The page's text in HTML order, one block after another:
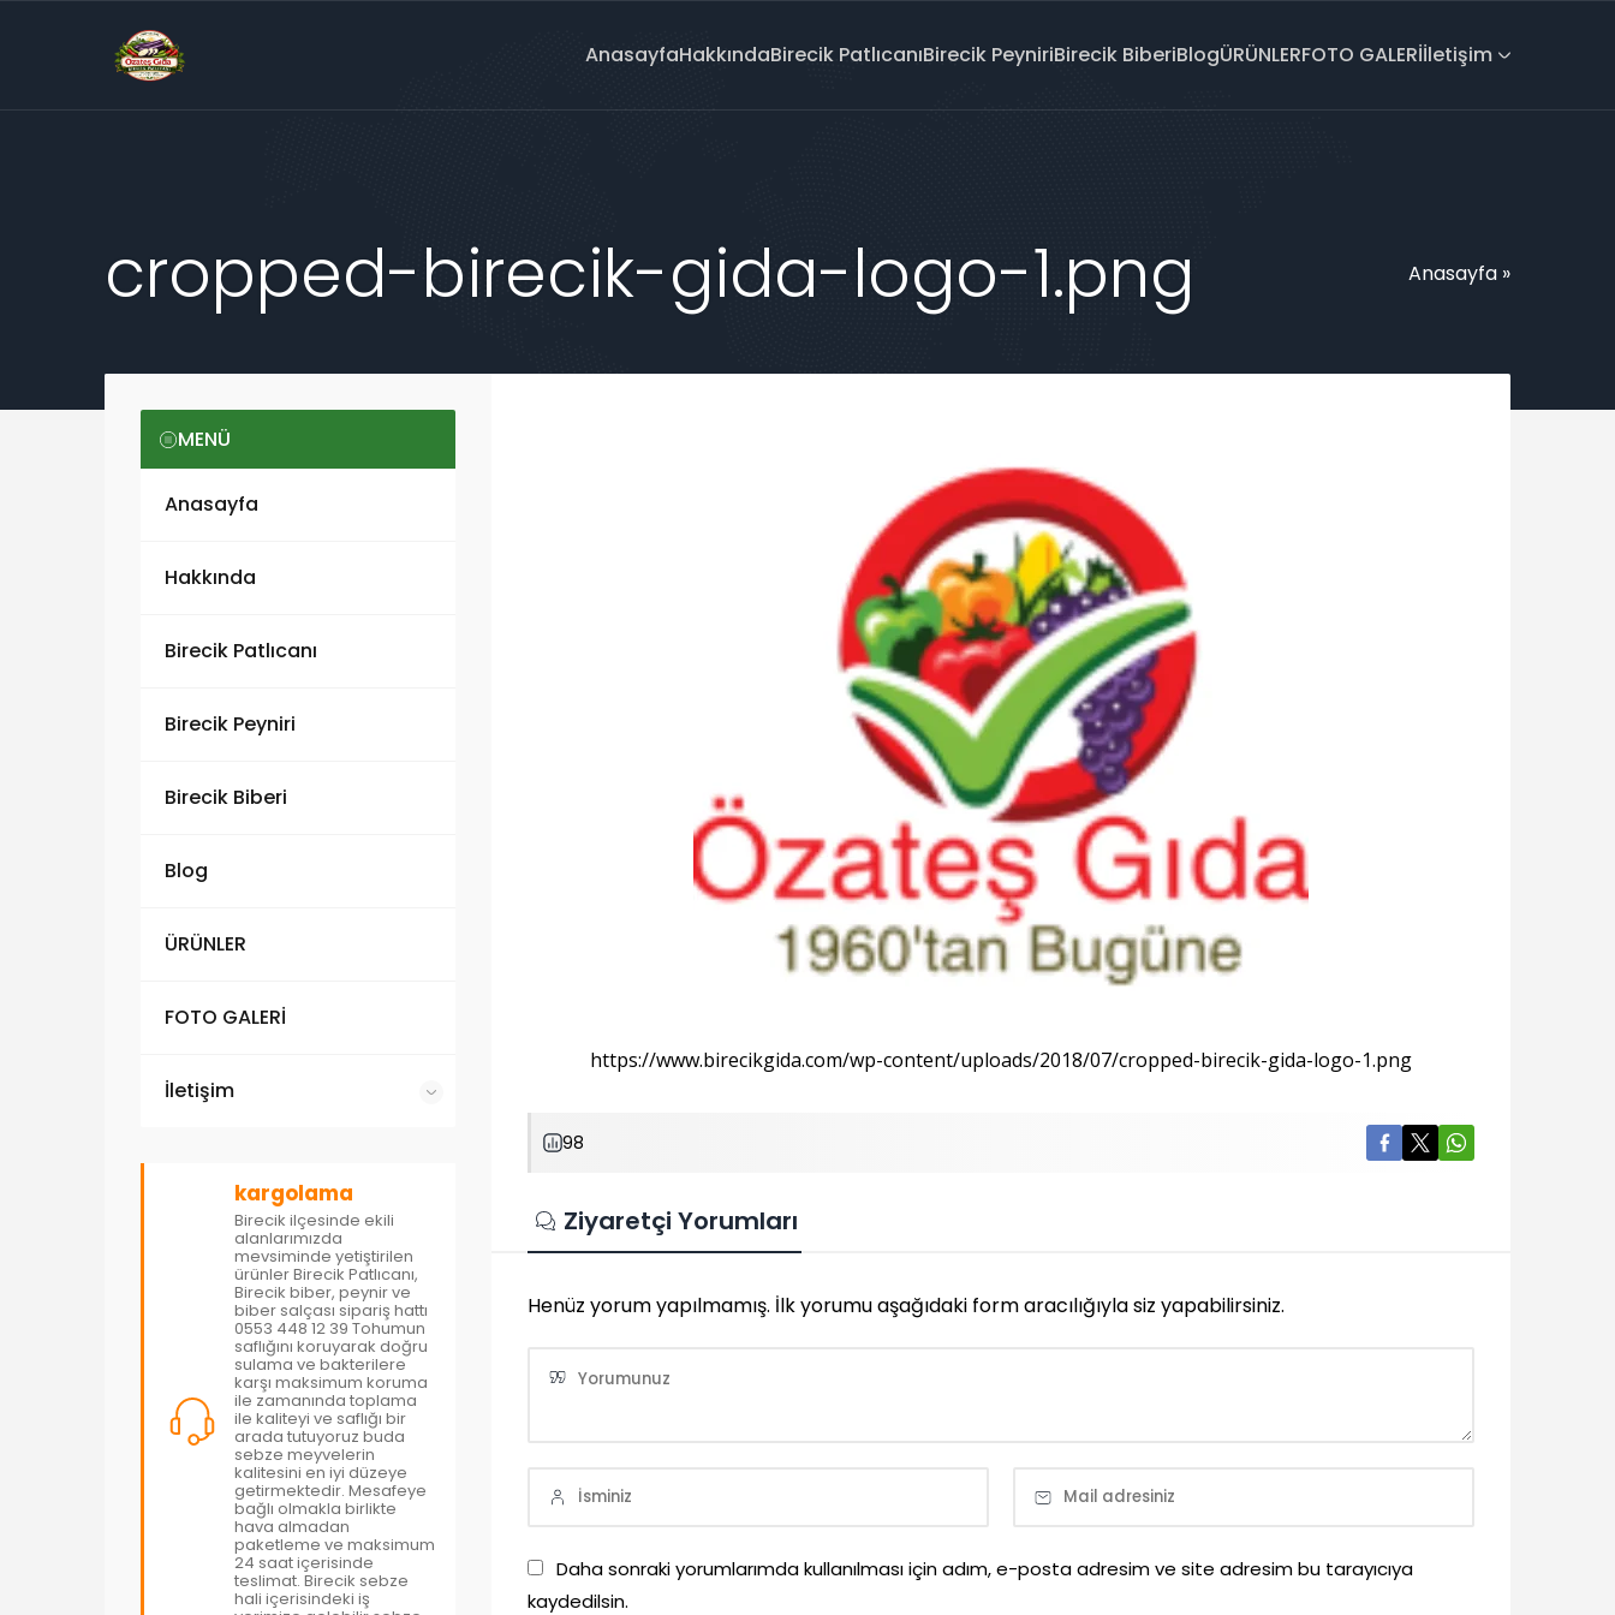
AnasayfaHakkındaBirecik PatlıcanıBirecik PeyniriBirecik BiberiBlogÜRÜNLERFOTO GALERİİletişim
cropped-birecik-gida-logo-1.png Anasayfa »
https://www.birecikgida.com/wp-content/uploads/2018/07/cropped-birecik-gida-logo-1.png
98
Ziyaretçi Yorumları
Henüz yorum yapılmamış. İlk yorumu aşağıdaki form aracılığıyla siz yapabilirsiniz.
Daha sonraki yorumlarımda kullanılması için adım, e-posta adresim ve site adresim bu tarayıcıya
kaydedilsin.
MENÜ
Anasayfa
Hakkında
Birecik Patlıcanı
Birecik Peyniri
Birecik Biberi
Blog
ÜRÜNLER
FOTO GALERİ
İletişim
kargolama
Birecik ilçesinde ekili
alanlarımızda
mevsiminde yetiştirilen
ürünler Birecik Patlıcanı,
Birecik biber, peynir ve
biber salçası sipariş hattı
0553 448 12 39 Tohumun
saflığını koruyarak doğru
sulama ve bakterilere
karşı maksimum koruma
ile zamanında toplama
ile kaliteyi ve saflığı bir
arada tutuyoruz buda
sebze meyvelerin
kalitesini en iyi düzeye
getirmektedir. Mesafeye
bağlı olmakla birlikte
hava almadan
paketleme ve maksimum
24 saat içerisinde
teslimat. Birecik sebze
hali içerisindeki iş